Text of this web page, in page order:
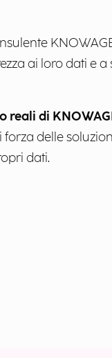
ai loro dati e
reali di
delle
dati.